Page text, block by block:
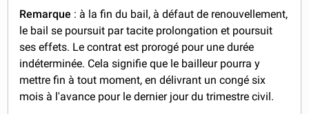
Remarque : à la fin du bail, à défaut de renouvellement,
le bail se poursuit par tacite prolongation et poursuit
ses effets. Le contrat est prorogé pour une durée
indéterminée. Cela signifie que le bailleur pourra y
mettre fin à tout moment, en délivrant un congé six
mois à l'avance pour le dernier jour du trimestre civil.